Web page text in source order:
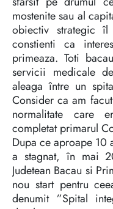
mostenite sau al
obiectiv strategic
constienti ca
primeaza. Toti
servicii medicale
aleaga între un
Consider ca am
normalitate care
completat primarul
Dupa ce aproape
a stagnat, în mai
Judetean Bacau si
nou start pentru
denumit ”Spital